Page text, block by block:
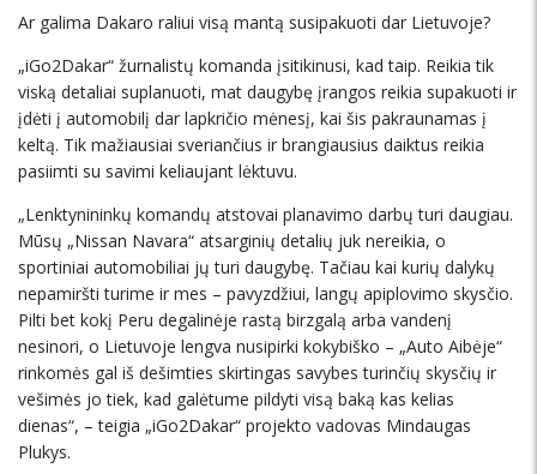
Ar galima Dakaro raliui visą mantą susipakuoti dar Lietuvoje?
„iGo2Dakar“ žurnalistų komanda įsitikinusi, kad taip. Reikia tik
viską detaliai suplanuoti, mat daugybę įrangos reikia supakuoti ir
įdėti į automobilį dar lapkričio mėnesį, kai šis pakraunamas į
keltą. Tik mažiausiai sveriančius ir brangiausius daiktus reikia
pasiimti su savimi keliaujant lėktuvu.
„Lenktynininkų komandų atstovai planavimo darbų turi daugiau.
Mūsų „Nissan Navara“ atsarginių detalių juk nereikia, o
sportiniai automobiliai jų turi daugybę. Tačiau kai kurių dalykų
nepamiršti turime ir mes – pavyzdžiui, langų apiplovimo skysčio.
Pilti bet kokį Peru degalinėje rastą birzgalą arba vandenį
nesinori, o Lietuvoje lengva nusipirki kokybiško – „Auto Aibėje“
rinkomės gal iš dešimties skirtingas savybes turinčių skysčių ir
vešimės jo tiek, kad galėtume pildyti visą baką kas kelias
dienas“, – teigia „iGo2Dakar“ projekto vadovas Mindaugas
Plukys.